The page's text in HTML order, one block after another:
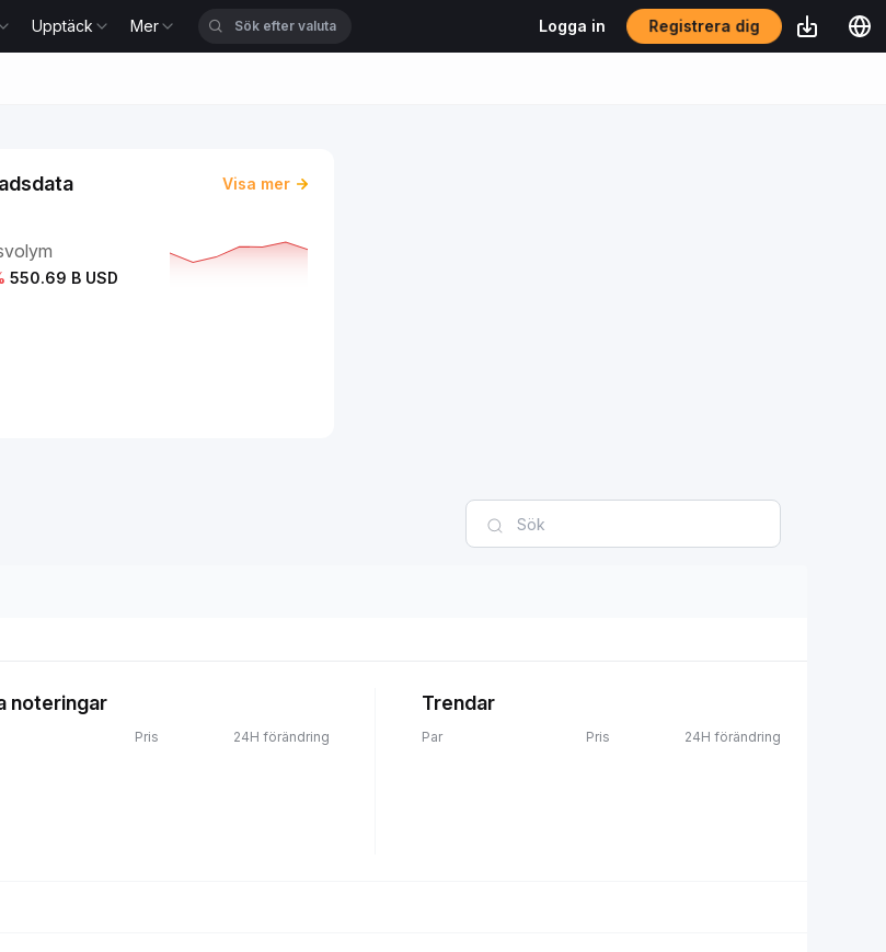
Upptäck Mer Logga in Registrera dig
Visa mer
550.69 B USD
noteringar
Pris 24H förändring
Trendar
Par Pris 24H förändring